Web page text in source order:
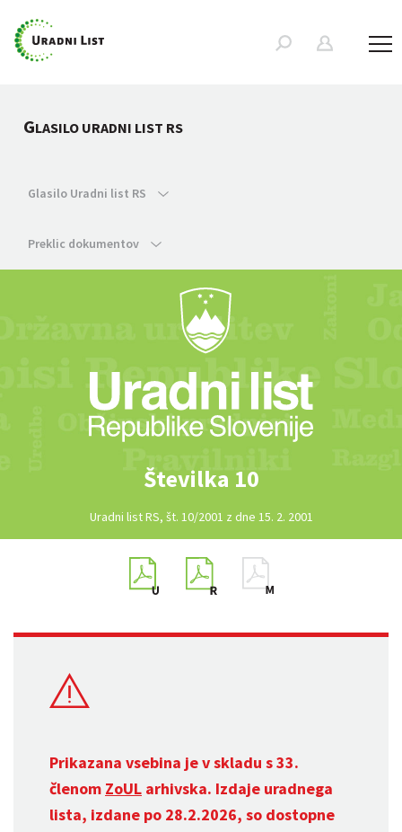
GLASILO URADNI LIST RS
Glasilo Uradni list RS
Preklic dokumentov
Številka 10
Uradni list RS, št. 10/2001 z dne 15. 2. 2001
Prikazana vsebina je v skladu s 33.
členom ZoUL arhivska. Izdaje uradnega
lista, izdane po 28.2.2026, so dostopne